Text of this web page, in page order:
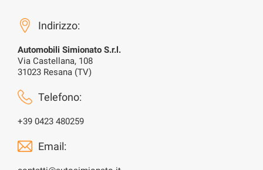
Indirizzo:
Automobili Simionato S.r.l.
Via Castellana, 108
31023 Resana (TV)
Telefono:
+39 0423 480259
Email: